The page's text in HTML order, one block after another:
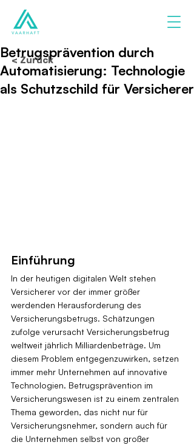
Betrugsprävention durch
Automatisierung: Technologie
als Schutzschild für Versicherer
Einführung
In der heutigen digitalen Welt stehen
Versicherer vor der immer größer
werdenden Herausforderung des
Versicherungsbetrugs. Schätzungen
zufolge verursacht Versicherungsbetrug
weltweit jährlich Milliardenbeträge. Um
diesem Problem entgegenzuwirken, setzen
immer mehr Unternehmen auf innovative
Technologien. Betrugsprävention im
Versicherungswesen ist zu einem zentralen
Thema geworden, das nicht nur für
Versicherungsnehmer, sondern auch für
die Unternehmen selbst von großer
< Zurück